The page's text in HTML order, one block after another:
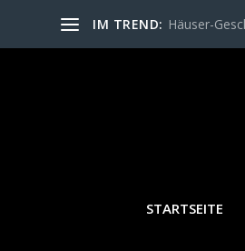
IM TREND: Häuser-
STARTSEITE